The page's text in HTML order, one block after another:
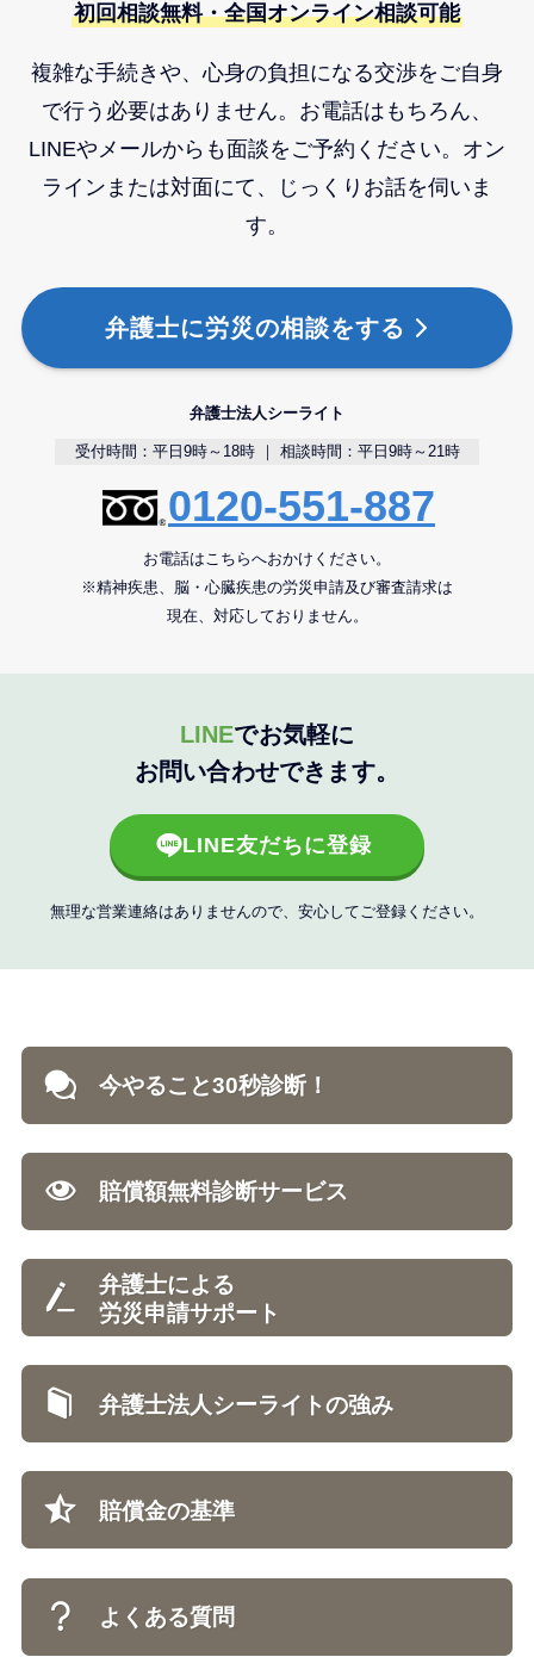
初回相談無料・全国オンライン相談可能
複雑な手続きや、心身の負担になる交渉をご自身
で行う必要はありません。お電話はもちろん、
LINEやメールからも面談をご予約ください。オン
ラインまたは対面にて、じっくりお話を伺いま
す。
弁護士に労災の相談をする
弁護士法人シーライト
受付時間：平日9時～18時 ｜ 相談時間：平日9時～21時
0120-551-887
お電話はこちらへおかけください。
※精神疾患、脳・心臓疾患の労災申請及び審査請求は
現在、対応しておりません。
LINEでお気軽に
お問い合わせできます。
LINE友だちに登録
無理な営業連絡はありませんので、安心してご登録ください。
今やること30秒診断！
賠償額無料診断サービス
弁護士による
労災申請サポート
弁護士法人シーライトの強み
賠償金の基準
よくある質問